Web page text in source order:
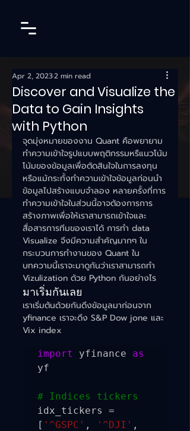
Discover and Visualize the
Data to Gain Insights
with Python
Apr 2, 20232 min read
จุดมุ่งหมายของงาน Quant คือพยายาม
ทำความเข้าใจรูปแบบพฤติกรรมหรืแนวโน้ม
โน้มของข้อมูลเพื่อตัดสินใจในการลงทุน
หรือแม้กระทั้งทำความเข้าใจข้อมูลก่อนนำ
ข้อมูลไปสร้างแบบจำลอง หลายครั้งที่การ
ทำความเข้าใจในส่วนนี้อาจต้องการการ
สร้างภาพเพื่อให้เราสามารถเข้าใจและ
สื่อสารการทีมของเราได้ การทำ data
Visualize จึงมีความสำคัญมากๆ ใน
กระบวนการทำงานของ Quant ใน
บทความนี้เราจะมาดูกันว่าเราสามารถทำ
Vizulization ด้วย Python กันอย่างไร
มาเริ่มกันเลย
เราเริ่มต้นด้วยกันดึงข้อมูลมาก่อนจาก
yfinance เราจะดึง S&P Dow jone และ
Vix index
import yfinance as
yf
# Indices tickers
idx_tickers =
[ '^GSPC' , '^DJI'